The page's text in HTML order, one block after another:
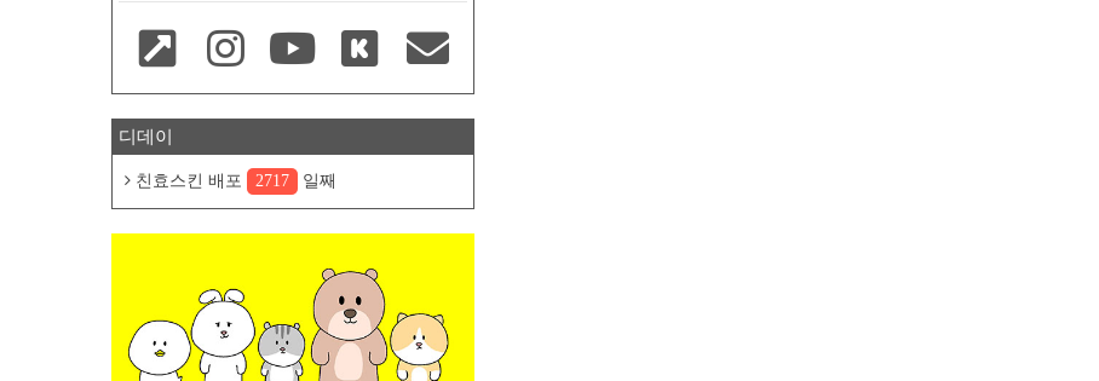
디데이
친효스킨 배포 2717 일째